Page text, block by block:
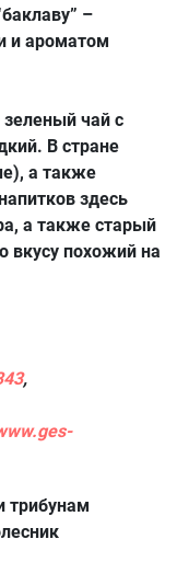
–
и ароматом
чай с
В стране
а также
здесь
а также старый
вкусу похожий на
,
трибунам